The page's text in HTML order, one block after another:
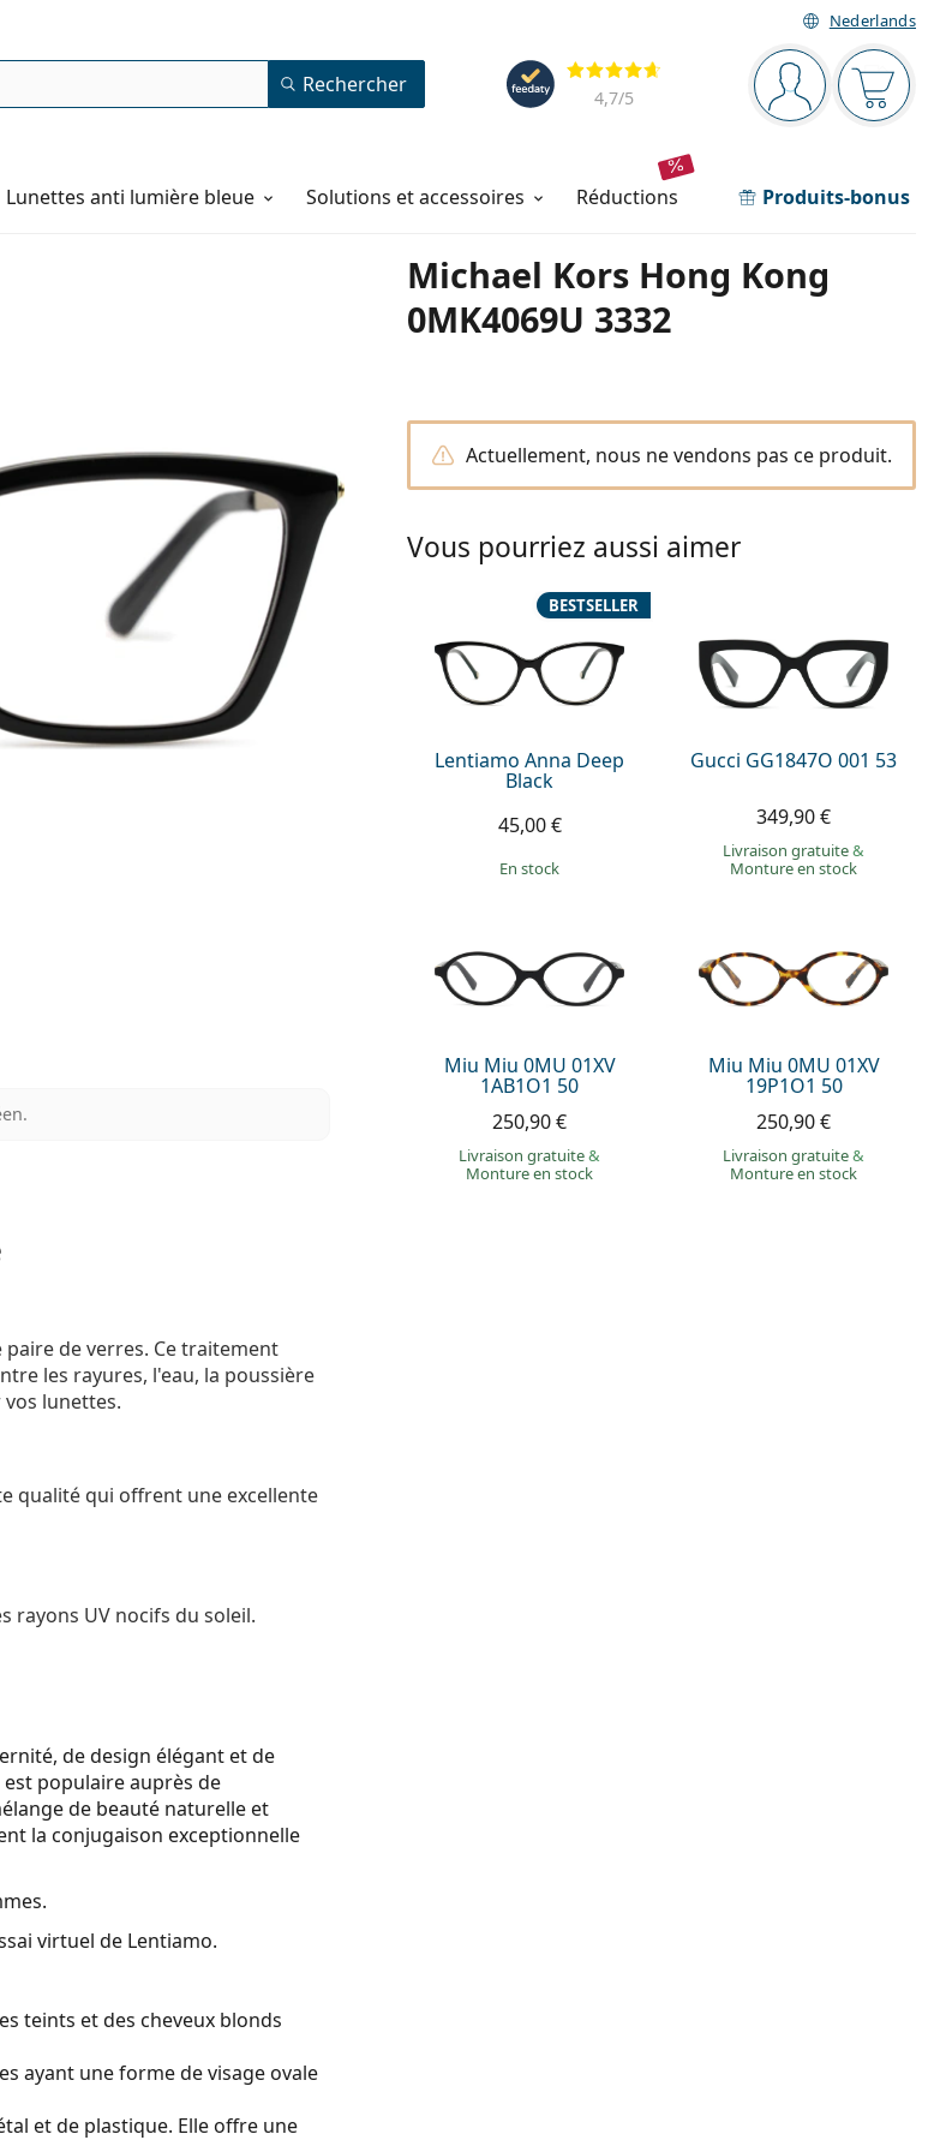
Nederlands
Barre de navigation
Vous êtesVotre
Évaluation
4,7/5
Rechercher
Lunettes anti lumière bleue Solutions et accessoires réductions Produits-bonus
Michael Kors Hong Kong
0MK4069U 3332
Actuellement, nous ne vendons pas ce produit.
Vous pourriez aussi aimer
Lentiamo Anna Deep
Black
BESTSELLER
45,00 €
en stock
Gucci GG1847O 001 53
349,90 €
Livraison gratuite&
Monture en stock
Miu Miu 0MU 01XV
1AB1O1 50
250,90 €
Livraison gratuite&
Monture en stock
Miu Miu 0MU 01XV
19P1O1 50
250,90 €
Livraison gratuite&
Monture en stock
de verres. Ce traitement
les rayures, l'eau, la poussière
lunettes.
qualité qui offrent une excellente
rayons UV nocifs du soleil.
de design élégant et de
populaire auprès de
de beauté naturelle et
la conjugaison exceptionnelle
virtuel de Lentiamo.
teints et des cheveux blonds
ayant une forme de visage ovale
et de plastique. Elle offre une